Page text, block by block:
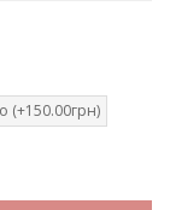
(+150.00грн)